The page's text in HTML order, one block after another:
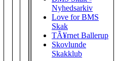
Nyhedsarkiv
Love for BMS
Skak
TÃ¥rnet Ballerup
Skovlunde
Skakklub